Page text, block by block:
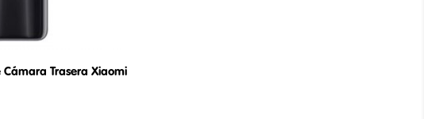
Trasera Xiaomi